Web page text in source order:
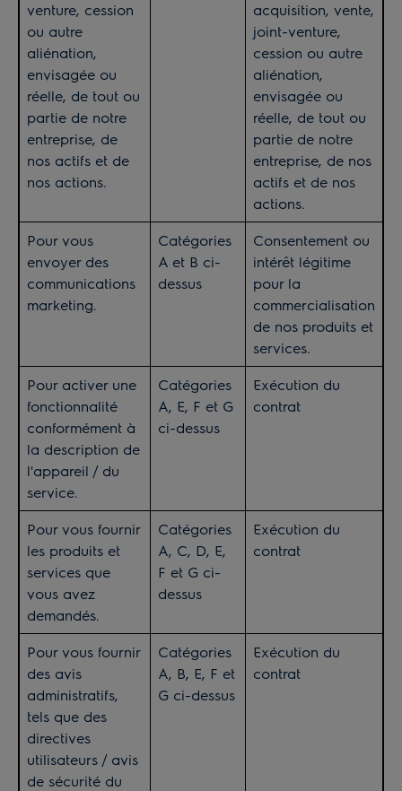
venture, cession
ou autre
aliénation,
envisagée ou
réelle, de tout ou
partie de notre
entreprise, de
nos actifs et de
nos actions.
acquisition, vente,
joint-venture,
cession ou autre
aliénation,
envisagée ou
réelle, de tout ou
partie de notre
entreprise, de nos
actifs et de nos
actions.
Pour vous
envoyer des
communications
marketing.
Catégories
A et B ci-
dessus
Consentement ou
intérêt légitime
pour la
commercialisation
de nos produits et
services.
Pour activer une
fonctionnalité
conformément à
la description de
l'appareil / du
service.
Catégories
A, E, F et G
ci-dessus
Exécution du
contrat
Pour vous fournir
les produits et
services que
vous avez
demandés.
Catégories
A, C, D, E,
F et G ci-
dessus
Exécution du
contrat
Pour vous fournir
des avis
administratifs,
tels que des
directives
utilisateurs / avis
de sécurité du
Catégories
A, B, E, F et
G ci-dessus
Exécution du
contrat